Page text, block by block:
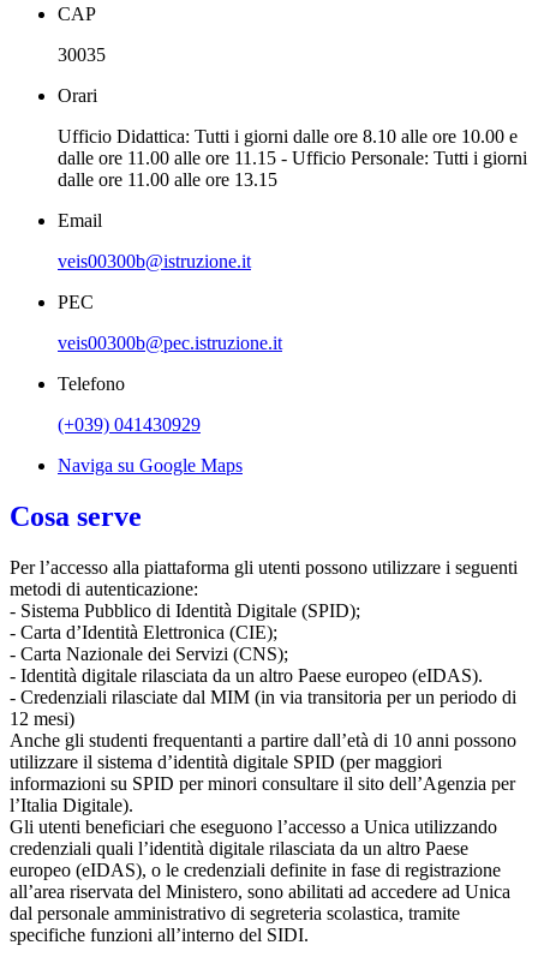
CAP
30035
Orari
Ufficio Didattica: Tutti i giorni dalle ore 8.10 alle ore 10.00 e
dalle ore 11.00 alle ore 11.15 - Ufficio Personale: Tutti i giorni
dalle ore 11.00 alle ore 13.15
Email
veis00300b@istruzione.it
PEC
veis00300b@pec.istruzione.it
Telefono
(+039) 041430929
Naviga su Google Maps
Cosa serve
Per l’accesso alla piattaforma gli utenti possono utilizzare i seguenti
metodi di autenticazione:
- Sistema Pubblico di Identità Digitale (SPID);
- Carta d’Identità Elettronica (CIE);
- Carta Nazionale dei Servizi (CNS);
- Identità digitale rilasciata da un altro Paese europeo (eIDAS).
- Credenziali rilasciate dal MIM (in via transitoria per un periodo di
12 mesi)
Anche gli studenti frequentanti a partire dall’età di 10 anni possono
utilizzare il sistema d’identità digitale SPID (per maggiori
informazioni su SPID per minori consultare il sito dell’Agenzia per
l’Italia Digitale).
Gli utenti beneficiari che eseguono l’accesso a Unica utilizzando
credenziali quali l’identità digitale rilasciata da un altro Paese
europeo (eIDAS), o le credenziali definite in fase di registrazione
all’area riservata del Ministero, sono abilitati ad accedere ad Unica
dal personale amministrativo di segreteria scolastica, tramite
specifiche funzioni all’interno del SIDI.